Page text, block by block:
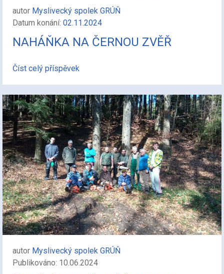
autor Myslivecký spolek GRÚŇ
Datum konání: 02.11.2024
NAHÁŇKA NA ČERNOU ZVĚŘ
Číst celý příspěvek
autor Myslivecký spolek GRÚŇ
Publikováno: 10.06.2024